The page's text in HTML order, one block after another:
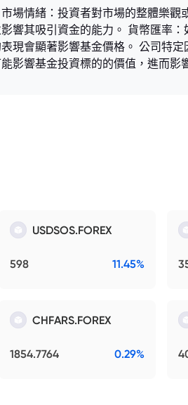
場情緒：投資者對市場的整體樂觀
響其吸引資金的能力。 貨幣匯率
現會顯著影響基金價格。 公司特
影響基金投資標的的價值，進而影
USDSOS.FOREX
598 11.45%
CHFARS.FOREX
1854.7764 0.29%